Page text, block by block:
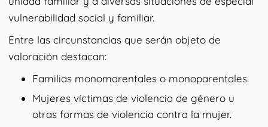
vulnerabilidad social y familiar.
Entre las circunstancias que serán objeto de
valoración destacan:
Familias monomarentales o monoparentales.
Mujeres víctimas de violencia de género u
otras formas de violencia contra la mujer.